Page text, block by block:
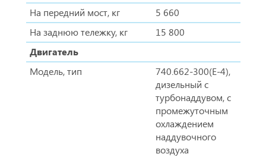
На передний мост, кг
5 660
На заднюю тележку, кг
15 800
Двигатель
Модель, тип
740.662-300(Е-4),
дизельный с
турбонаддувом, с
промежуточным
охлаждением
наддувочного
воздуха